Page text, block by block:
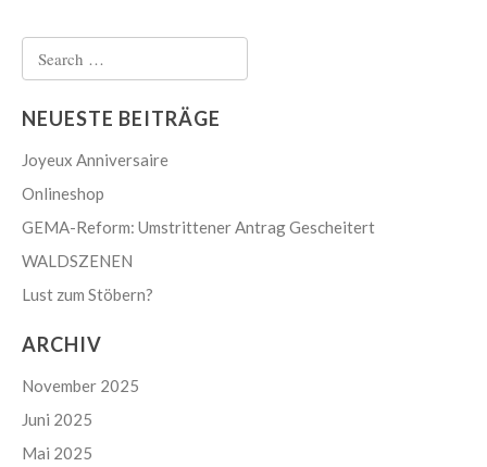
for:
NEUESTE BEITRÄGE
Joyeux Anniversaire
Onlineshop
GEMA-Reform: Umstrittener Antrag Gescheitert
WALDSZENEN
Lust zum Stöbern?
ARCHIV
November 2025
Juni 2025
Mai 2025